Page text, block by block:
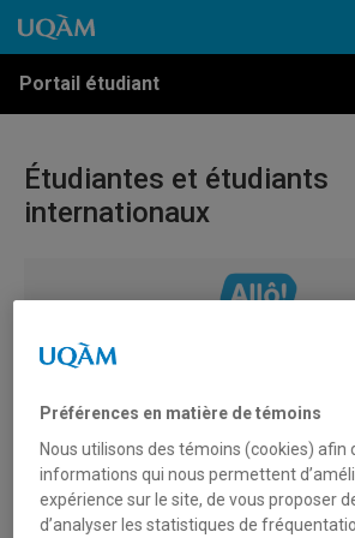
Passer au contenu
Accéder au menu principal
Accéder à la recherche
Passer au contenu
Accéder au menu principal
Portail étudiant
Étudiantes et étudiants
internationaux
accompagner dans votre intégration
communauté universitaire. Nous
activités et ateliers tout au long de
programmation spéciale pour la
activités, des ateliers et des visites de
Préférences en matière de témoins
Nous utilisons des témoins (cookies) afin
informations qui nous permettent
expérience sur le site, de vous proposer
d’analyser les statistiques de